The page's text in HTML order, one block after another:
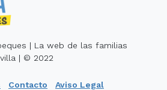
| La web de las familias
| © 2022
Contacto
Aviso Legal